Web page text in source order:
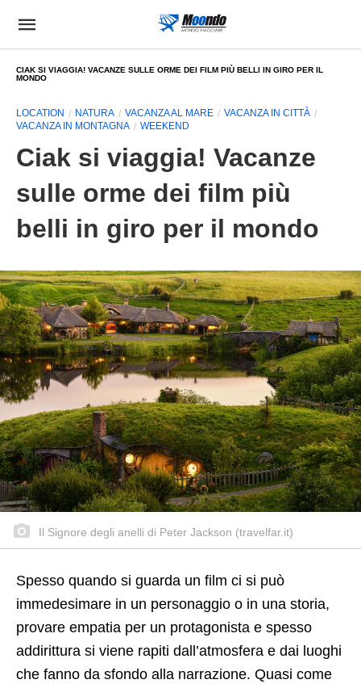
CIAK SI VIAGGIA! VACANZE SULLE ORME DEI FILM PIÙ BELLI IN GIRO PER IL
MONDO
LOCATION NATURA VACANZA AL MARE
VACANZA IN CITTÀ
VACANZA IN MONTAGNA
WEEKEND
Ciak si viaggia! Vacanze
sulle orme dei film più
belli in giro per il mondo
Il Signore degli anelli di Peter Jackson (travelfar.it)
Spesso quando si guarda un film ci si può
immedesimare in un personaggio o in una storia,
provare empatia per un protagonista e spesso
addirittura si viene rapiti dall’atmosfera e dai luoghi
che fanno da sfondo alla narrazione. Quasi come